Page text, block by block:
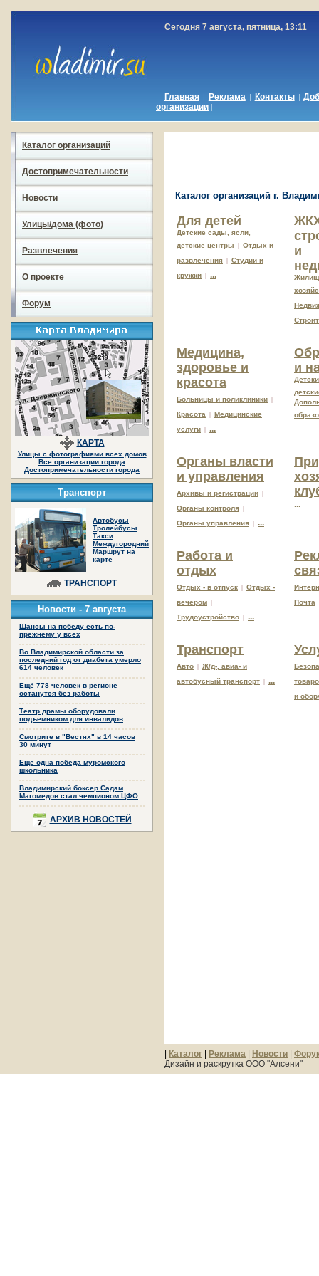
Сегодня 7 августа, пятница, 13:11
Главная | Реклама | Контакты|
организации |
Каталог организаций
Достопримечательности
Новости
Улицы/дома (фото)
Развлечения
О проекте
Форум
КАРТА
Улицы с фотографиями всех домов
Все организации города
Достопримечательности города
Транспорт
Автобусы
Тролейбусы
Такси
Междугородний
Маршрут на
карте
ТРАНСПОРТ
Новости -7 августа
Шансы на победу есть по-
прежнему у всех
Во Владимирской области за
последний год от диабета умерло
614 человек
Ещё 778 человек в регионе
останутся без работы
Театр драмы оборудовали
подъемником для инвалидов
Смотрите в "Вестях" в 14 часов
30 минут
Еще одна победа муромского
школьника
Владимирский боксер Садам
Магомедов стал чемпионом ЦФО
АРХИВ НОВОСТЕЙ
Каталог организаций г.
Для детей
Детcкие сады, ясли,
детские центры | Отдых и
развлечения | Студии и
кружки | ...
и
Медицина,
здоровье и
красота
Больницы и поликлиники |
Красота | Медицинские
услуги | ...
и
Органы власти
и управления
Архивы и регистрации |
Органы контроля |
Органы управления | ...
...
Работа и
отдых
Отдых - в отпуск | Отдых -
вечером |
Трудоустройство | ...
Почта
Транспорт
Авто | Ж/д-, авиа- и
автобусный транспорт | ...
и
Каталог Реклама Новости
Дизайн и раскрутка ООО "Алсени"